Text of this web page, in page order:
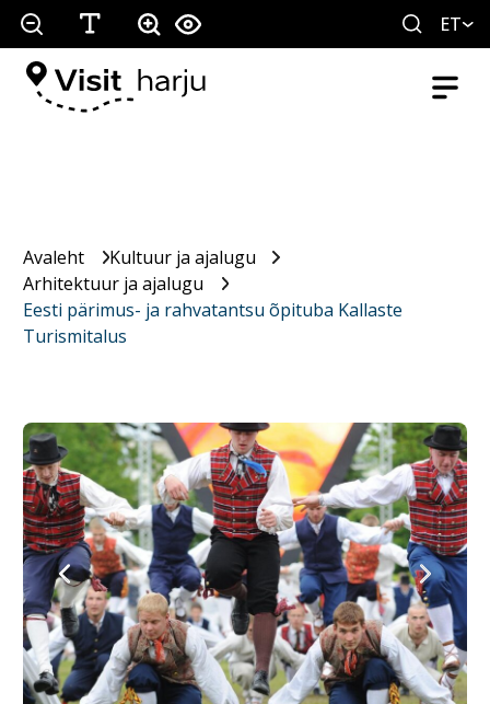
ET
Avaleht
Kultuur ja ajalugu
Arhitektuur ja ajalugu
Eesti pärimus- ja rahvatantsu õpituba Kallaste
Turismitalus